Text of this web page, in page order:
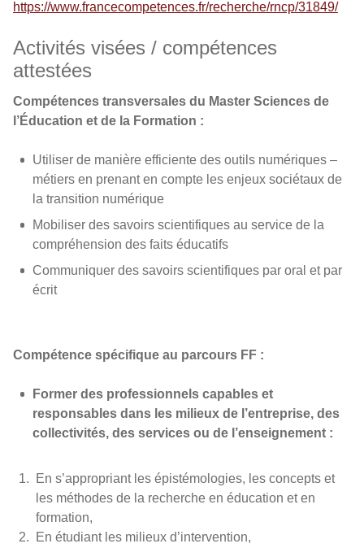
https://www.francecompetences.fr/recherche/rncp/31849/
Activités visées / compétences
attestées
Compétences transversales du Master Sciences de
l’Éducation et de la Formation :
Utiliser de manière efficiente des outils numériques –
métiers en prenant en compte les enjeux sociétaux de
la transition numérique
Mobiliser des savoirs scientifiques au service de la
compréhension des faits éducatifs
Communiquer des savoirs scientifiques par oral et par
écrit
Compétence spécifique au parcours FF :
Former des professionnels capables et
responsables dans les milieux de l’entreprise, des
collectivités, des services ou de l’enseignement :
En s’appropriant les épistémologies, les concepts et
les méthodes de la recherche en éducation et en
formation,
En étudiant les milieux d’intervention,